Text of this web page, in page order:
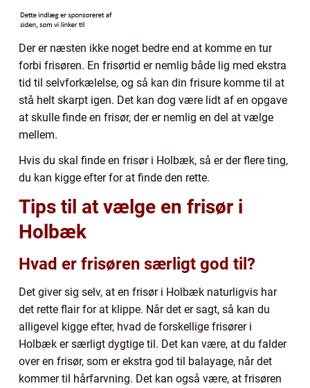
Der er næsten ikke noget bedre end at komme en tur
forbi frisøren. En frisørtid er nemlig både lig med ekstra
tid til selvforkælelse, og så kan din frisure komme til at
stå helt skarpt igen. Det kan dog være lidt af en opgave
at skulle finde en frisør, der er nemlig en del at vælge
mellem.
Hvis du skal finde en frisør i Holbæk, så er der flere ting,
du kan kigge efter for at finde den rette.
Tips til at vælge en frisør i
Holbæk
Hvad er frisøren særligt god til?
Det giver sig selv, at en frisør i Holbæk naturligvis har
det rette flair for at klippe. Når det er sagt, så kan du
alligevel kigge efter, hvad de forskellige frisører i
Holbæk er særligt dygtige til. Det kan være, at du falder
over en frisør, som er ekstra god til balayage, når det
kommer til hårfarvning. Det kan også være, at frisøren